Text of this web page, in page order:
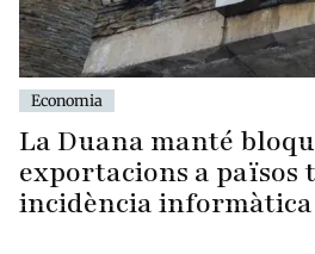
Economia
La Duana manté
exportacions a països
incidència informàtica